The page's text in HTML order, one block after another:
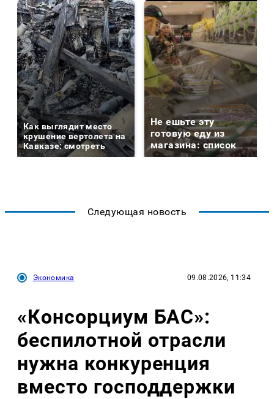
Как выглядит место
крушение вертолета на
Кавказе: смотреть
Не ешьте эту
готовую еду из
магазина: список
Следующая новость
Экономика 09.08.2026, 11:34
«Консорциум БАС»:
беспилотной отрасли
нужна конкуренция
вместо господдержки